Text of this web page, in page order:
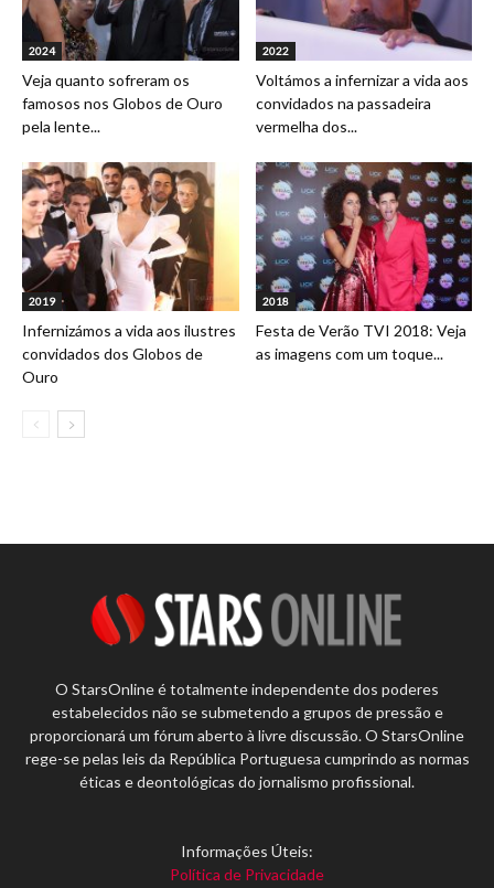
2024
Veja quanto sofreram os
famosos nos Globos de Ouro
pela lente...
2022
Voltámos a infernizar a vida aos
convidados na passadeira
vermelha dos...
2019
Infernizámos a vida aos ilustres
convidados dos Globos de
Ouro
2018
Festa de Verão TVI 2018: Veja
as imagens com um toque...
O StarsOnline é totalmente independente dos poderes
estabelecidos não se submetendo a grupos de pressão e
proporcionará um fórum aberto à livre discussão. O StarsOnline
rege-se pelas leis da República Portuguesa cumprindo as normas
éticas e deontológicas do jornalismo profissional.
Informações Úteis:
Política de Privacidade